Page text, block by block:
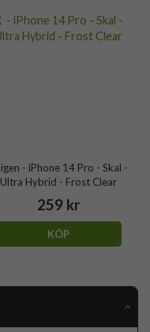
- iPhone 14 Pro - Skal -
Ultra Hybrid - Frost Clear
259 kr
KÖP